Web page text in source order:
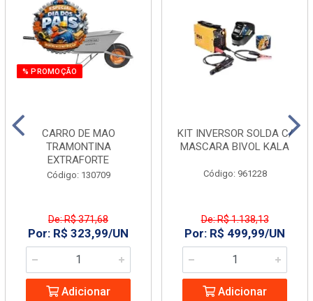
% PROMOÇÃO
CARRO DE MAO
TRAMONTINA
EXTRAFORTE
Código: 130709
De: R$ 371,68
Por: R$ 323,99/UN
Adicionar
KIT INVERSOR SOLDA C/
MASCARA BIVOL KALA
Código: 961228
De: R$ 1.138,13
Por: R$ 499,99/UN
Adicionar